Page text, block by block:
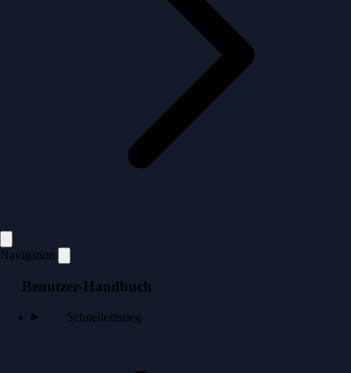
Navigation
Benutzer-Handbuch
Schnelleinstieg